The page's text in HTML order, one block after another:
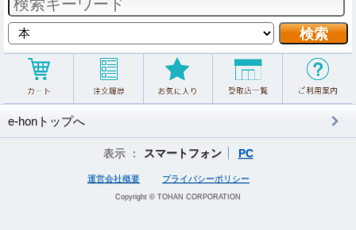
e-honトップへ
表示 ： スマートフォン PC
運営会社概要 プライバシーポリシー
Copyright © TOHAN CORPORATION